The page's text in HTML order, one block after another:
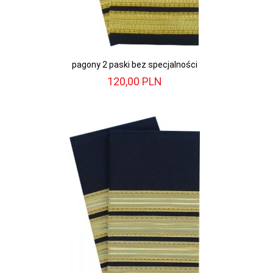
pagony 2 paski bez specjalności
120,00 PLN